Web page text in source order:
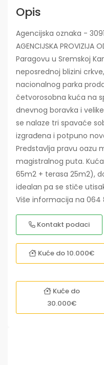
Opis
Agencijska oznaka -
AGENCIJSKA
Paragovu u Sremskoj
neposrednoj blizini
nacionalnog parka
četvorosobna kuća na
dnevnog boravka i
se nalaze tri spavaće
izgrađena i potpuno
Predstavlja pravu oazu
magistralnog puta.
65m2 + terasa 25m2),
idealan pa se stiče
Više informacija na 064
Kontakt podaci
Kuće do 10.000€
Kuće do
30.000€